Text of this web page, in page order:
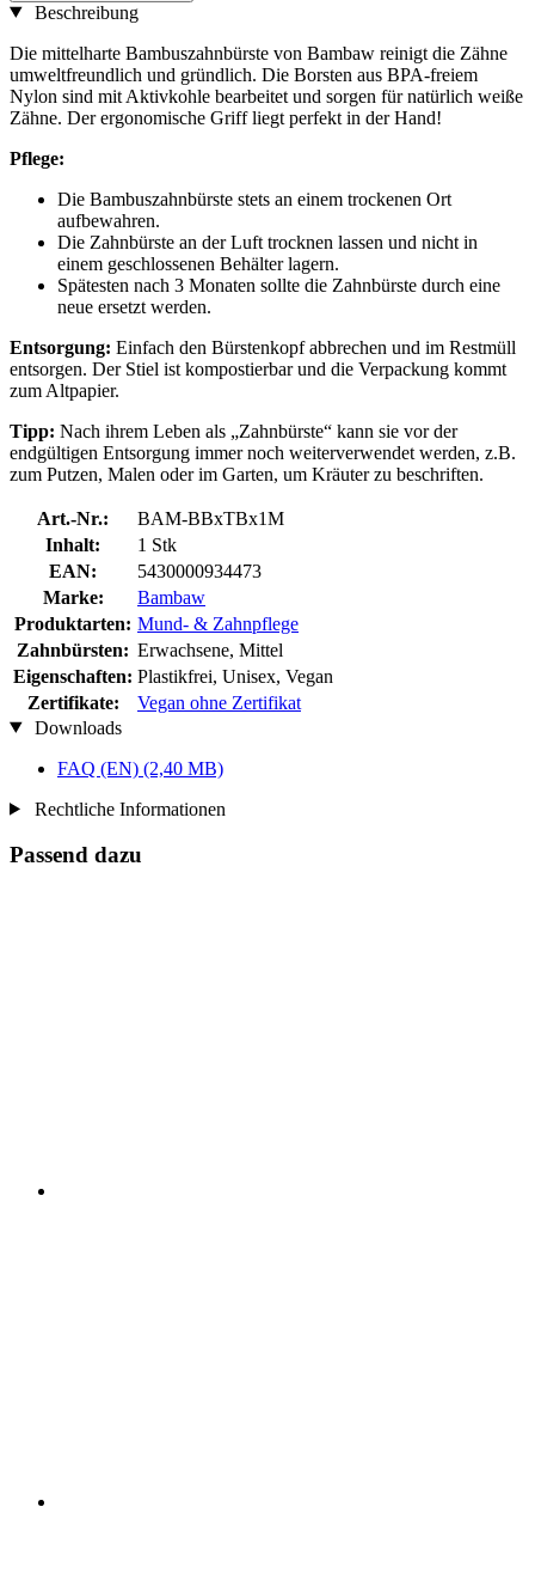
Beschreibung
Die mittelharte Bambuszahnbürste von Bambaw reinigt die Zähne
umweltfreundlich und gründlich. Die Borsten aus BPA-freiem
Nylon sind mit Aktivkohle bearbeitet und sorgen für natürlich weiße
Zähne. Der ergonomische Griff liegt perfekt in der Hand!
Pflege:
Die Bambuszahnbürste stets an einem trockenen Ort
aufbewahren.
Die Zahnbürste an der Luft trocknen lassen und nicht in
einem geschlossenen Behälter lagern.
Spätesten nach 3 Monaten sollte die Zahnbürste durch eine
neue ersetzt werden.
Entsorgung: Einfach den Bürstenkopf abbrechen und im Restmüll
entsorgen. Der Stiel ist kompostierbar und die Verpackung kommt
zum Altpapier.
Tipp: Nach ihrem Leben als „Zahnbürste“ kann sie vor der
endgültigen Entsorgung immer noch weiterverwendet werden, z.B.
zum Putzen, Malen oder im Garten, um Kräuter zu beschriften.
Art.-Nr.:
BAM-BBxTBx1M
Inhalt:
1 Stk
EAN:
5430000934473
Marke:
Bambaw
Produktarten: Mund- & Zahnpflege
Zahnbürsten: Erwachsene, Mittel
Eigenschaften: Plastikfrei, Unisex, Vegan
Zertifikate:
Vegan ohne Zertifikat
Downloads
FAQ (EN) (2,40 MB)
Rechtliche Informationen
Passend dazu